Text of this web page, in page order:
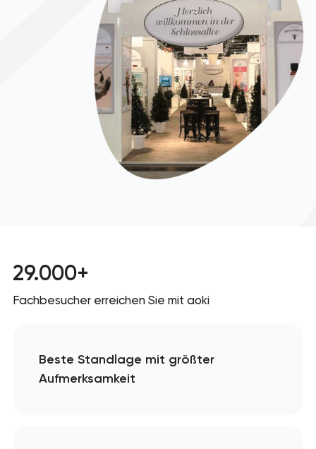
29.000+
Fachbesucher erreichen Sie mit aoki
Beste Standlage mit größter
Aufmerksamkeit